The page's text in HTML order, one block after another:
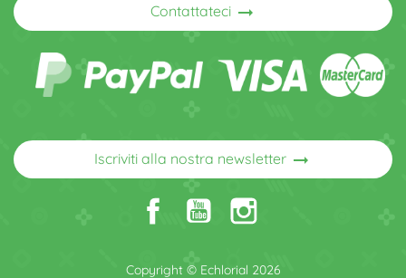
Contattateci arrow_right_alt
Iscriviti alla nostra newsletter arrow_right_alt
Copyright © Echlorial 2026